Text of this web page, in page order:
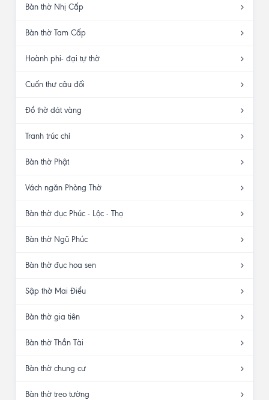
Bàn thờ Nhị Cấp
Bàn thờ Tam Cấp
Hoành phi- đại tự thờ
Cuốn thư câu đối
Đồ thờ dát vàng
Tranh trúc chỉ
Bàn thờ Phật
Vách ngăn Phòng Thờ
Bàn thờ đục Phúc - Lộc - Thọ
Bàn thờ Ngũ Phúc
Bàn thờ đục hoa sen
Sập thờ Mai Điểu
Bàn thờ gia tiên
Bàn thờ Thần Tài
Bàn thờ chung cư
Bàn thờ treo tường